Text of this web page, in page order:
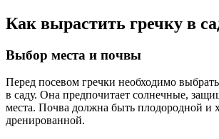
Как вырастить гречку в
Выбор места и почвы
Перед посевом гречки необходимо
в саду. Она предпочитает солнечные,
места. Почва должна быть плодородной и
дренированной.